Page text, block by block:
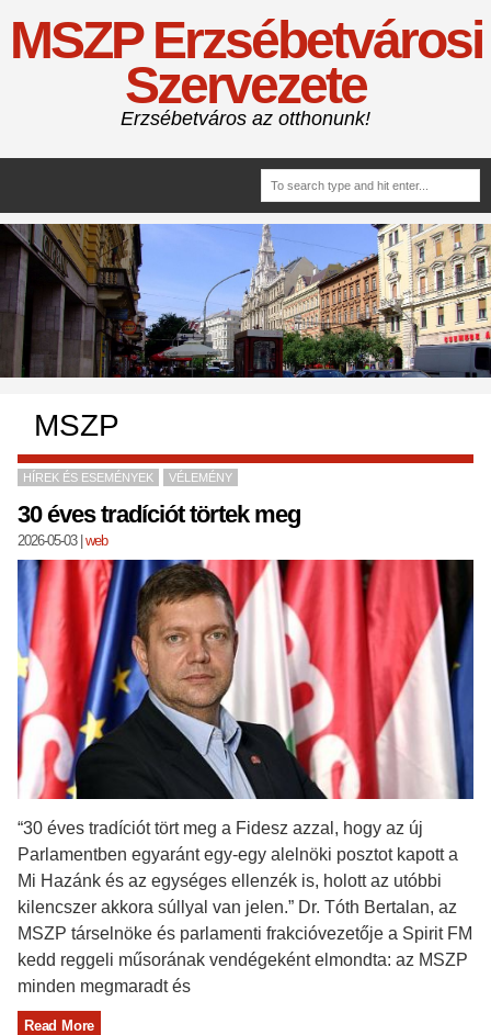
MSZP Erzsébetvárosi
Szervezete
Erzsébetváros az otthonunk!
MSZP
HÍREK ÉS ESEMÉNYEK VÉLEMÉNY
30 éves tradíciót törtek meg
2026-05-03| web
“30 éves tradíciót tört meg a Fidesz azzal, hogy az új
Parlamentben egyaránt egy-egy alelnöki posztot kapott a
Mi Hazánk és az egységes ellenzék is, holott az utóbbi
kilencszer akkora súllyal van jelen.” Dr. Tóth Bertalan, az
MSZP társelnöke és parlamenti frakcióvezetője a Spirit FM
kedd reggeli műsorának vendégeként elmondta: az MSZP
minden megmaradt és
Read More